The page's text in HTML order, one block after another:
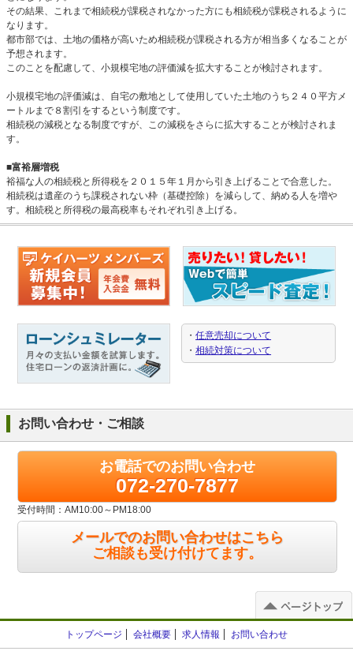
その結果、これまで相続税が課税されなかった方にも相続税が課税されるように
なります。
都市部では、土地の価格が高いため相続税が課税される方が相当多くなることが
予想されます。
このことを配慮して、小規模宅地の評価減を拡大することが検討されます。
小規模宅地の評価減は、自宅の敷地として使用していた土地のうち２４０平方メ
ートルまで８割引をするという制度です。
相続税の減税となる制度ですが、この減税をさらに拡大することが検討されま
す。
■富裕層増税
裕福な人の相続税と所得税を２０１５年１月から引き上げることで合意した。
相続税は遺産のうち課税されない枠（基礎控除）を減らして、納める人を増や
す。相続税と所得税の最高税率もそれぞれ引き上げる。
・任意売却について
・相続対策について
お問い合わせ・ご相談
お電話でのお問い合わせ
072-270-7877
受付時間：AM10:00～PM18:00
メールでのお問い合わせはこちら
ご相談も受け付けてます。
トップページ 会社概要 求人情報 お問い合わせ